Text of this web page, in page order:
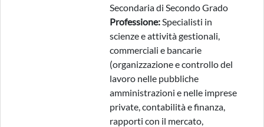
Secondaria di Secondo Grado
Professione:Specialisti in
scienze e attività gestionali,
commerciali e bancarie
(organizzazione e controllo del
lavoro nelle pubbliche
amministrazioni e nelle imprese
private, contabilità e finanza,
rapporti con il mercato,